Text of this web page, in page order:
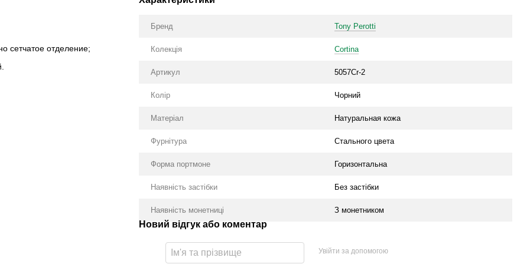
сетчатое отделение;
Бренд Tony Perotti
Колекція Cortina
Артикул 5057Cr-2
Колір Чорний
Матеріал Натуральная кожа
Фурнітура Стального цвета
Форма портмоне Горизонтальна
Наявність застібки Без застібки
Наявність монетниці З монетником
Новий відгук або коментар
Увійти за допомогою